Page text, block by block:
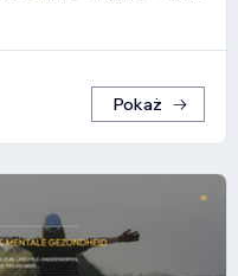
Pokaż